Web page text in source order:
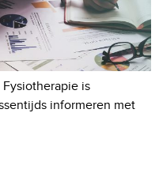
is
informeren met